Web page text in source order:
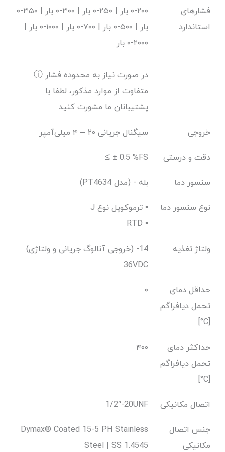
فشارهای
استاندارد
۲۰۰-۰ بار | ۲۵۰-۰ بار | ۳۰۰-۰ بار | ۳۵۰-۰
بار | ۵۰۰-۰ بار | ۷۰۰-۰ بار | ۱۰۰۰-۰ بار |
۲۰۰۰-۰ بار
ⓘ در صورت نیاز به محدوده فشار
متفاوت از موارد مذکور، لطفا با
پشتیبانان ما مشورت کنید
خروجی سیگنال جریانی ۲۰ – ۴ میلی‌آمپر
دقت و درستی ≤ ± 0.5 %FS
سنسور دما (PT4634 مدل) - بله
نوع سنسور دما
J ترموکوپل نوع •
RTD •
ولتاژ تغذیه
(خروجی آنالوگ جریانی و ولتاژی) 14-
36VDC
حداقل دمای
تحمل دیافراگم
[C°]
۰
حداکثر دمای
تحمل دیافراگم
[C°]
۴۰۰
اتصال مکانیکی 1/2″-20UNF
جنس اتصال
مکانیکی
Dymax® Coated 15-5 PH Stainless
Steel | SS 1.4545